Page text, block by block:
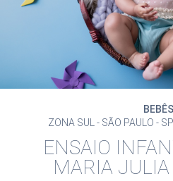
BEBÊS
ZONA SUL - SÃO PAULO - SP
ENSAIO
MARIA